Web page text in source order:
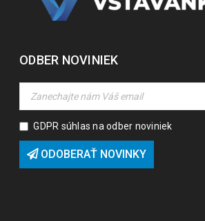
ODBER NOVINIEK
GDPR súhlas na odber noviniek
ODOBERAŤ NOVINKY